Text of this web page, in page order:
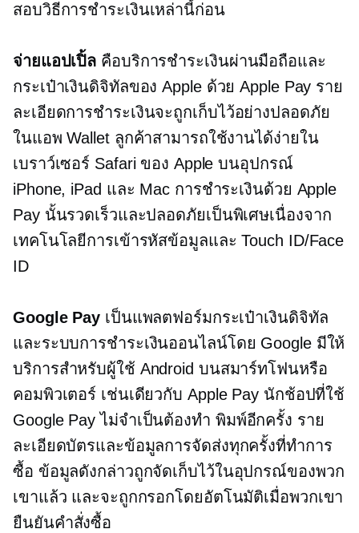
สอบวิธีการชำระเงินเหล่านี้ก่อน
จ่ายแอปเปิ้ล คือบริการชำระเงินผ่านมือถือและ
กระเป๋าเงินดิจิทัลของ Apple ด้วย Apple Pay ราย
ละเอียดการชำระเงินจะถูกเก็บไว้อย่างปลอดภัย
ในแอพ Wallet ลูกค้าสามารถใช้งานได้ง่ายใน
เบราว์เซอร์ Safari ของ Apple บนอุปกรณ์
iPhone, iPad และ Mac การชำระเงินด้วย Apple
Pay นั้นรวดเร็วและปลอดภัยเป็นพิเศษเนื่องจาก
เทคโนโลยีการเข้ารหัสข้อมูลและ Touch ID/Face
ID
Google Pay เป็นแพลตฟอร์มกระเป๋าเงินดิจิทัล
และระบบการชำระเงินออนไลน์โดย Google มีให้
บริการสำหรับผู้ใช้ Android บนสมาร์ทโฟนหรือ
คอมพิวเตอร์ เช่นเดียวกับ Apple Pay นักช้อปที่ใช้
Google Pay ไม่จำเป็นต้องทำ พิมพ์อีกครั้ง ราย
ละเอียดบัตรและข้อมูลการจัดส่งทุกครั้งที่ทำการ
ซื้อ ข้อมูลดังกล่าวถูกจัดเก็บไว้ในอุปกรณ์ของพวก
เขาแล้ว และจะถูกกรอกโดยอัตโนมัติเมื่อพวกเขา
ยืนยันคำสั่งซื้อ